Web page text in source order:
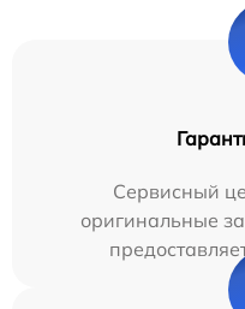
Сервисный
оригинальные